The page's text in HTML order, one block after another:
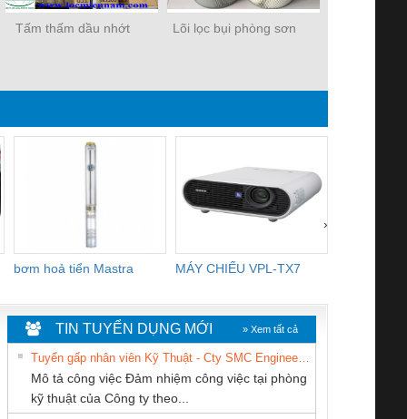
Tấm thấm dầu nhớt Lõi lọc bụi phòng sơn
bơm hoả tiển Mastra MÁY CHIẾU VPL-TX7
›
TIN TUYỂN DỤNG MỚI » Xem tất cả
Mô tả công việc Đảm nhiệm công việc tại phòng
kỹ thuật của Công ty theo...